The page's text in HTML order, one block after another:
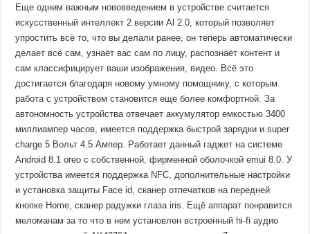
Еще одним важным нововведением в устройстве считается
искусственный интеллект 2 версии Al 2.0, который позволяет
упростить всё то, что вы делали ранее, он теперь автоматически
делает всё сам, узнаёт вас сам по лицу, распознаёт контент и
сам классифицирует ваши изображения, видео. Всё это
достигается благодаря новому умному помощнику, с которым
работа с устройством становится еще более комфортной. За
автономность устройства отвечает аккумулятор емкостью 3400
миллиампер часов, имеется поддержка быстрой зарядки и super
charge 5 Вольт 4.5 Ампер. Работает данный гаджет на системе
Android 8.1 oreo с собственной, фирменной оболочкой emui 8.0. У
устройства имеется поддержка NFC, дополнительные настройки
и установка защиты Face id, сканер отпечатков на передней
кнопке Home, сканер радужки глаза iris. Ещё аппарат понравится
меломанам за то что в нем установлен встроенный hi-fi аудио